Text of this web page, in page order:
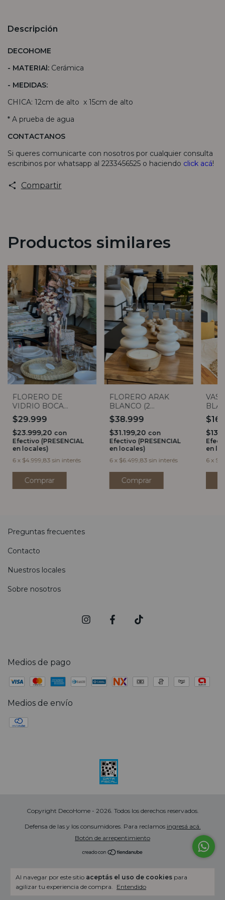
Al navegar por este sitio aceptás el uso de cookies para
agilizar tu experiencia de compra. Entendido
Descripción
DECOHOME
- MATERIAl: Cerámica
- MEDIDAS:
CHICA: 12cm de alto x 15cm de alto
* A prueba de agua
CONTACTANOS
Si queres comunicarte con nosotros por cualquier consulta
escribinos por whatsapp al 2233456525 o haciendo click acá!
Compartir
Productos similares
FLORERO DE
VIDRIO BOCA
ANCHA 35CM
$29.999
$23.999,20 con
Efectivo (PRESENCIAL
en locales)
6 x $4.999,83 sin interés
FLORERO ARAK
BLANCO (2
TAMAÑOS)
$38.999
$31.199,20 con
Efectivo (PRESENCIAL
en locales)
6 x $6.499,83 sin interés
Comprar
en
6 x
Preguntas frecuentes
Contacto
Nuestros locales
Sobre nosotros
Medios de pago
Medios de envío
Copyright DecoHome - 2026. Todos los derechos reservados.
Defensa de las y los consumidores. Para reclamos ingresá acá.
Botón de arrepentimiento